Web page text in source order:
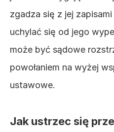
zgadza się z jej
uchylać się od jego
może być sądowe
powołaniem na wyżej
ustawowe.
Jak ustrzec się